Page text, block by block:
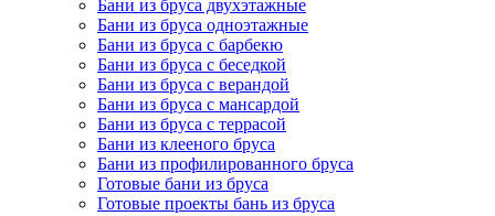
Бани из бруса двухэтажные
Бани из бруса одноэтажные
Бани из бруса с барбекю
Бани из бруса с беседкой
Бани из бруса с верандой
Бани из бруса с мансардой
Бани из бруса с террасой
Бани из клееного бруса
Бани из профилированного бруса
Готовые бани из бруса
Готовые проекты бань из бруса